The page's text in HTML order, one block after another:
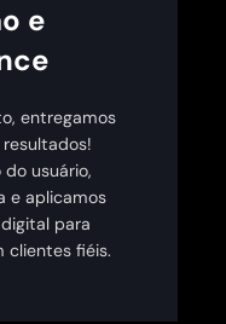
e
entregamos
usuário,
e aplicamos
para
clientes fiéis.